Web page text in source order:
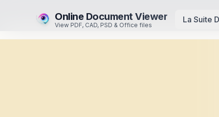
Online Document Viewer
View PDF, CAD, PSD & Office files
La Suite